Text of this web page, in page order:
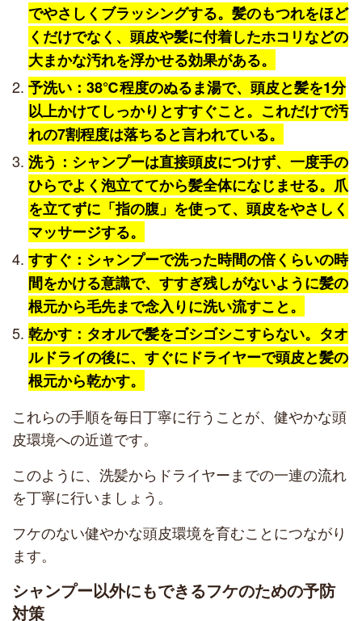
でやさしくブラッシングする。髪のもつれをほど
くだけでなく、頭皮や髪に付着したホコリなどの
大まかな汚れを浮かせる効果がある。
予洗い：38℃程度のぬるま湯で、頭皮と髪を1分
以上かけてしっかりとすすぐこと。これだけで汚
れの7割程度は落ちると言われている。
洗う：シャンプーは直接頭皮につけず、一度手の
ひらでよく泡立ててから髪全体になじませる。爪
を立てずに「指の腹」を使って、頭皮をやさしく
マッサージする。
すすぐ：シャンプーで洗った時間の倍くらいの時
間をかける意識で、すすぎ残しがないように髪の
根元から毛先まで念入りに洗い流すこと。
乾かす：タオルで髪をゴシゴシこすらない。タオ
ルドライの後に、すぐにドライヤーで頭皮と髪の
根元から乾かす。
これらの手順を毎日丁寧に行うことが、健やかな頭
皮環境への近道です。
このように、洗髪からドライヤーまでの一連の流れ
を丁寧に行いましょう。
フケのない健やかな頭皮環境を育むことにつながり
ます。
シャンプー以外にもできるフケのための予防
対策